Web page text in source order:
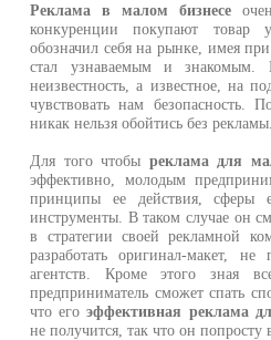
Реклама в малом бизнесе
конкуренции покупают
обозначил себя на рынке, имея
стал узнаваемым и знакомым.
неизвестность, а известное, на
чувствовать нам безопасность.
никак нельзя обойтись без рекламы.
Для того чтобы реклама для
эффективно, молодым
принципы ее действия, сферы
инструменты. В таком случае он
в стратегии своей рекламной
разработать оригинал-макет,
агентств. Кроме этого зная
предприниматель сможет спать
что егоэффективная реклама
не получится, так что он попросту